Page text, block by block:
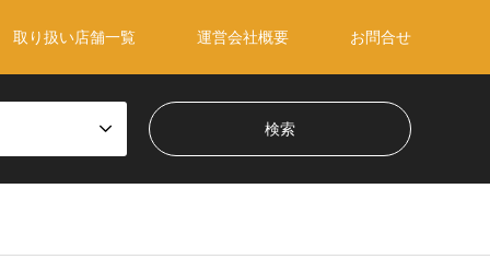
取り扱い店舗一覧 運営会社概要 お問合せ